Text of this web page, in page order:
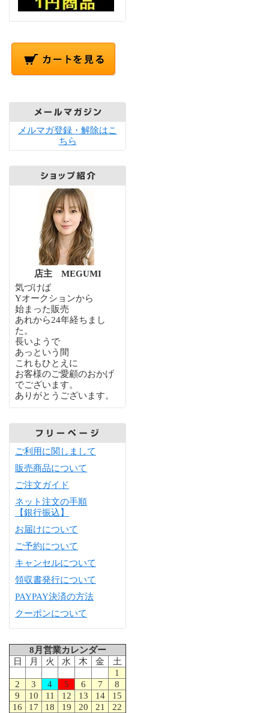
メルマガ登録・解除はこ
ちら
店主 MEGUMI
気づけば
Yオークションから
始まった販売
あれから24年経ちまし
た。
長いようで
あっという間
これもひとえに
お客様のご愛顧のおかげ
でございます。
ありがとうございます。
ご利用に関しまして
販売商品について
ご注文ガイド
ネット注文の手順
【銀行振込】
お届けについて
ご予約について
キャンセルについて
領収書発行について
PAYPAY決済の方法
クーポンについて
8月営業カレンダー
日
月 火 水 木 金
土
1
2
3 4 5 6 7
8
9
10 11 12 13 14
15
16
17 18 19 20 21
22